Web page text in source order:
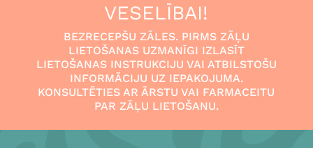
VESELĪBAI!
BEZRECEPŠU ZĀLES. PIRMS ZĀĻU
LIETOŠANAS UZMANĪGI IZLASĪT
LIETOŠANAS INSTRUKCIJU VAI ATBILSTOŠU
INFORMĀCIJU UZ IEPAKOJUMA.
KONSULTĒTIES AR ĀRSTU VAI FARMACEITU
PAR ZĀĻU LIETOŠANU.